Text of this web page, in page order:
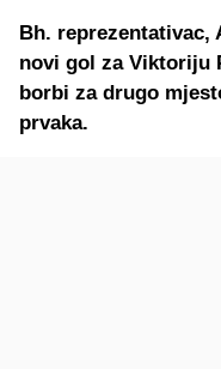
Bh. reprezentativac,
novi gol za Viktoriju
borbi za drugo
prvaka.